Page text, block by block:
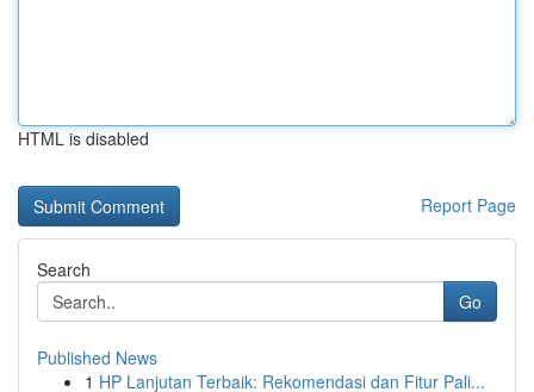
HTML is disabled
Report Page
Search
Go
Published News
1 HP Lanjutan Terbaik: Rekomendasi dan Fitur Pali...